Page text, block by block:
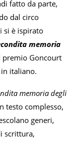
fatto da parte,
dal circo
si è ispirato
memoria
premio Goncourt
italiano.
memoria degli
testo complesso,
generi,
scrittura,